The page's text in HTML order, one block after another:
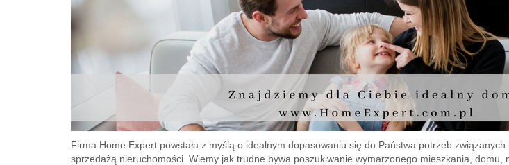
Firma Home Expert powstała z myślą o idealnym dopasowaniu się do Państwa potrzeb
sprzedażą nieruchomości. Wiemy jak trudne bywa poszukiwanie wymarzonego mieszkania, domu,